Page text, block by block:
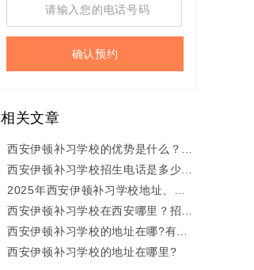
确认预约
相关文章
西安伊顿补习学校的优势是什么？补
习多久就有效果？
西安伊顿补习学校招生电话是多少？
现在上可以吗？
2025年西安伊顿补习学校地址、电
话是什么？
西安伊顿补习学校在西安哪里？招生
电话是什么？
西安伊顿补习学校的地址在哪?有电
话吗?
西安伊顿补习学校的地址在哪里?